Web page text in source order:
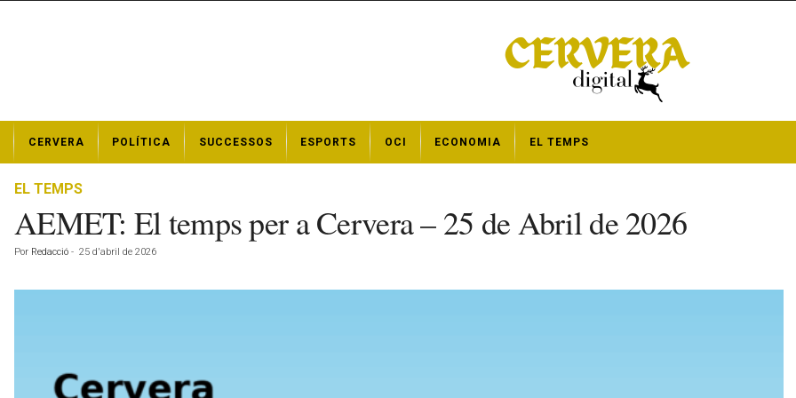
t
CERVERA POLÍTICA SUCCESSOS ESPORTS OCI ECONOMIA EL TEMPS
EL TEMPS
AEMET: El temps per a Cervera – 25 de Abril de 2026
Por Redacció - 25 d'abril de 2026